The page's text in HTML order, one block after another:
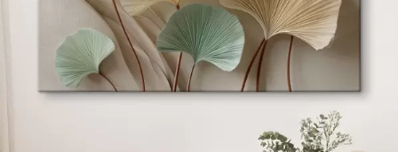
Ft
Élénk, gazdag színek
Fakulásálló
✓Biztonságos, szagtalan tinta